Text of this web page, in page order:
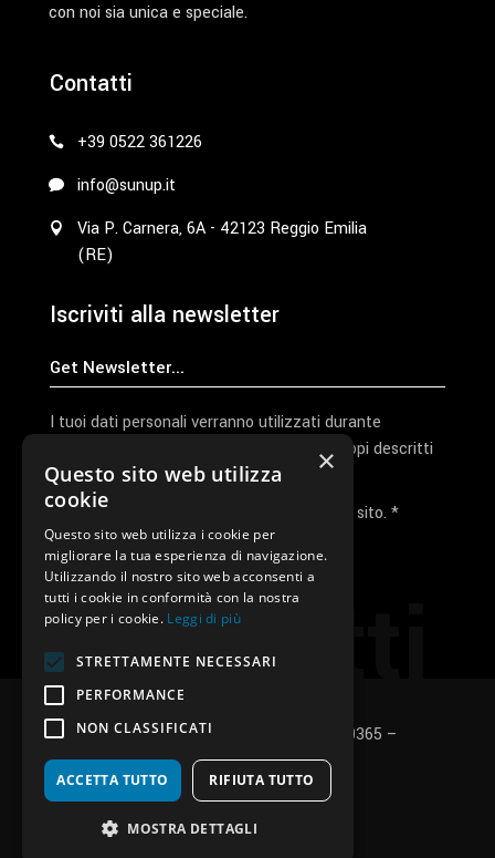
Contatti
con noi sia unica e speciale.
Contatti
+39 0522 361226
info@sunup.it
Via P. Carnera, 6A - 42123 Reggio Emilia
(RE)
Iscriviti alla newsletter
I tuoi dati personali verranno utilizzati durante
l'elaborazione della richiesta e per altri scopi descritti
nella nostraprivacy policy
Ho letto e accetto la privacy policy del sito. *
Invia I Dati
SUNUP S.r.l. – P.Iva e C.F.: 03496530365 –
Privacy policy –Cookies policy
fb in
×
Questo sito web utilizza
cookie
Questo sito web utilizza i cookie per
migliorare la tua esperienza di navigazione.
Utilizzando il nostro sito web acconsenti a
tutti i cookie in conformità con la nostra
policy per i cookie. Leggi di più
STRETTAMENTE NECESSARI
PERFORMANCE
NON CLASSIFICATI
ACCETTA TUTTO RIFIUTA TUTTO
MOSTRA DETTAGLI